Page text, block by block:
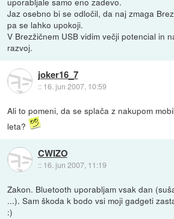
Jaz osebno bi se odločil, da naj zmaga
pa se lahko upokoji.
V Brezžičnem USB vidim večji potencial in
razvoj.
joker16_7
:: 16. jun 2007, 10:59
Ali to pomeni, da se splača z nakupom
leta?
CWIZO
:: 16. jun 2007, 11:19
Zakon. Bluetooth uporabljam vsak dan
...). Sam škoda k bodo vsi moji gadgeti
:)